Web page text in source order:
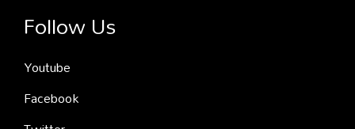
Follow Us
Youtube
Facebook